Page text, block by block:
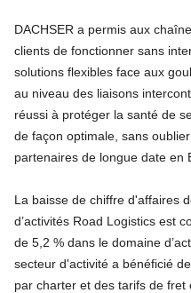
DACHSER a permis aux
clients de fonctionner sans
solutions flexibles face aux
au niveau des liaisons
réussi à protéger la santé de
de façon optimale, sans
partenaires de longue date en
La baisse de chiffre d'affaires
d’activités Road Logistics est
de 5,2 % dans le domaine
secteur d'activité a bénéficié
par charter et des tarifs de